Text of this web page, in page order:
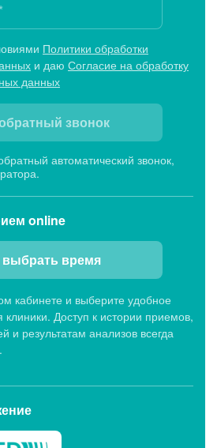
Политики обработки
и даю Согласие на обработку
данных
звонок
автоматический звонок,
online
время
кабинете и выберите удобное
Доступ к истории приемов,
и результатам анализов всегда